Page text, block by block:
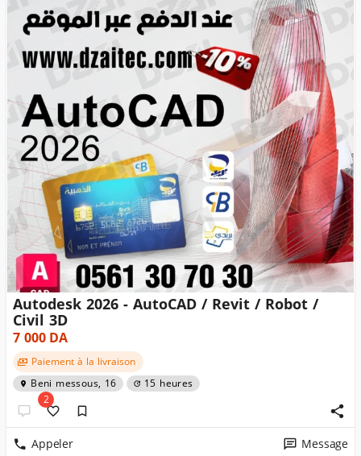
Autodesk 2026 - AutoCAD / Revit / Robot /
Civil 3D
7 000DA
Paiement à la livraison
Beni messous, 16
15 heures
2
Appeler Message